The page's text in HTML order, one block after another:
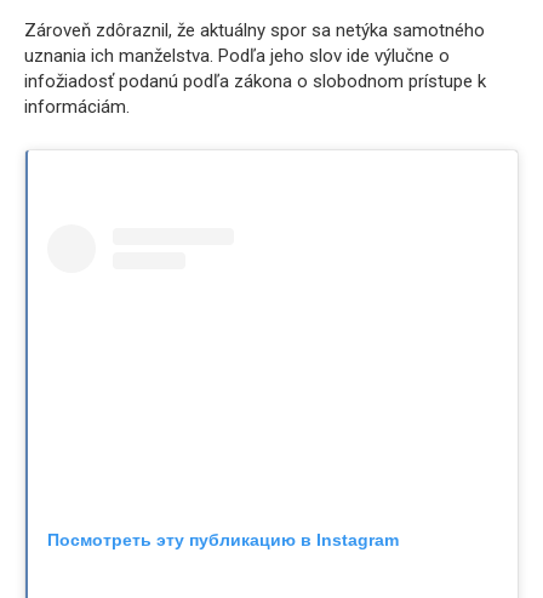
Zároveň zdôraznil, že aktuálny spor sa netýka samotného
uznania ich manželstva. Podľa jeho slov ide výlučne o
infožiadosť podanú podľa zákona o slobodnom prístupe k
informáciám.
Посмотреть эту публикацию в Instagram